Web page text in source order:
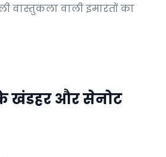
वास्तुकला वाली इमारतों का
खंडहर और सेनोट